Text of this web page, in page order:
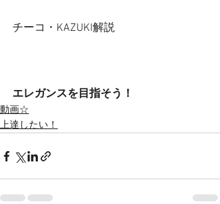
チーコ・KAZUKI解説
エレガンスを目指そう！
動画☆
上達したい！